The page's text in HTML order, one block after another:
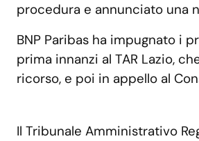
procedura e annunciato una
BNP Paribas ha impugnato i
prima innanzi al TAR Lazio,
ricorso, e poi in appello al
Il Tribunale Amministrativo